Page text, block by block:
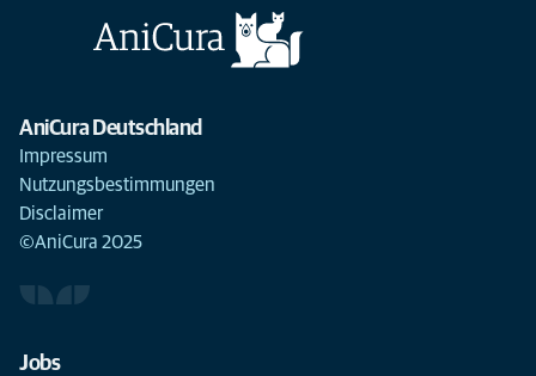
AniCura Deutschland
Impressum
Nutzungsbestimmungen
Disclaimer
©AniCura 2025
Jobs